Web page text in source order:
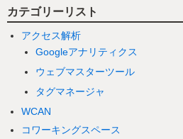
カテゴリーリスト
アクセス解析
Googleアナリティクス
ウェブマスターツール
タグマネージャ
WCAN
コワーキングスペース